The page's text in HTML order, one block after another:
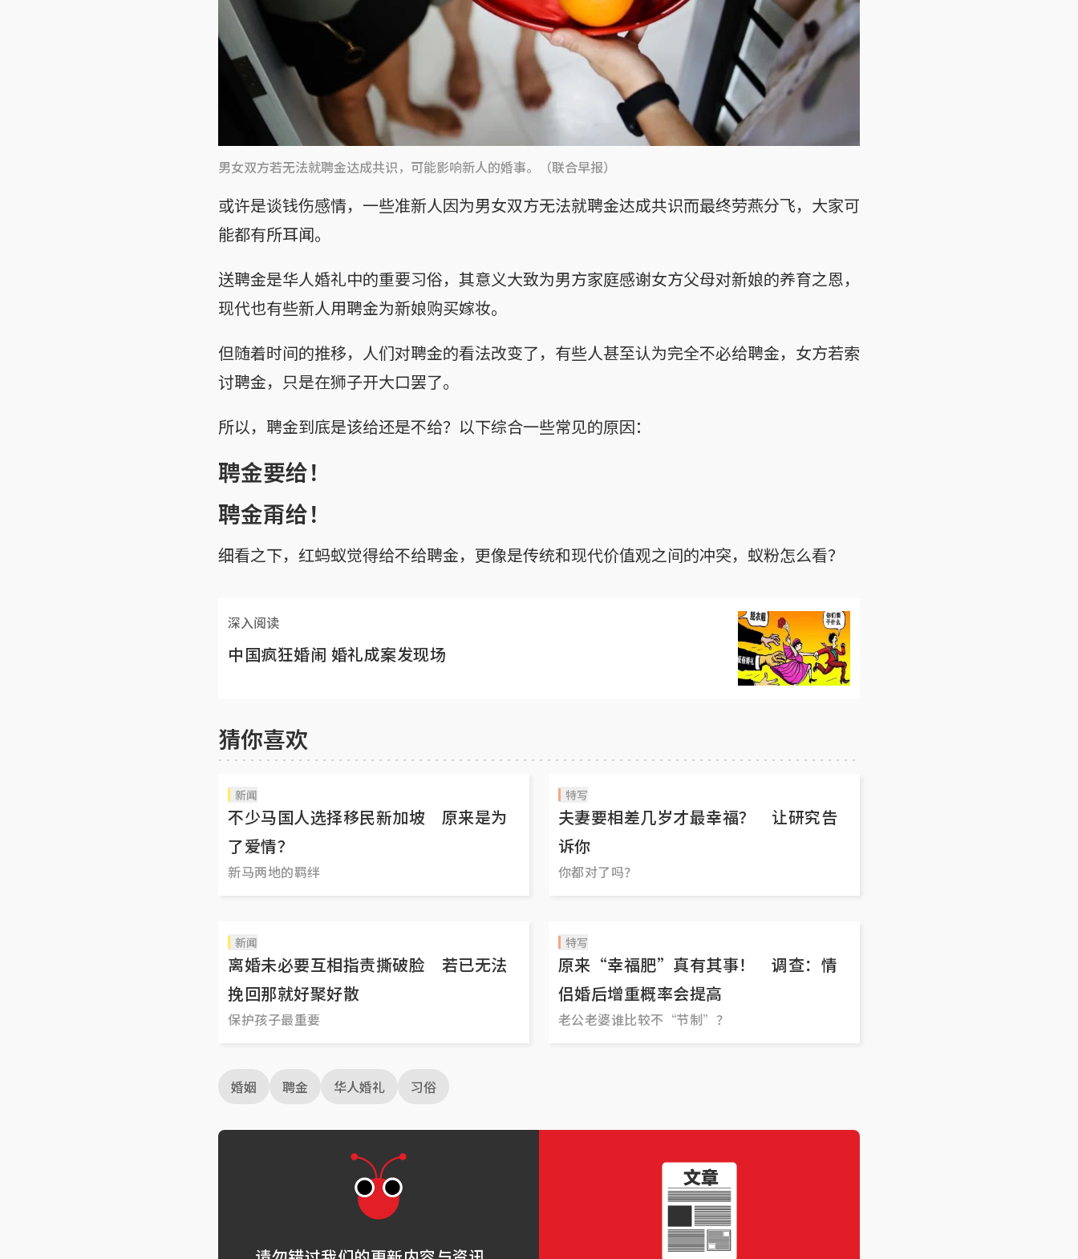
男女双方若无法就聘金达成共识，可能影响新人的婚事。（联合早报）
或许是谈钱伤感情，一些准新人因为男女双方无法就聘金达成共识而最终劳燕分飞，大家可
能都有所耳闻。
送聘金是华人婚礼中的重要习俗，其意义大致为男方家庭感谢女方父母对新娘的养育之恩，
现代也有些新人用聘金为新娘购买嫁妆。
但随着时间的推移，人们对聘金的看法改变了，有些人甚至认为完全不必给聘金，女方若索
讨聘金，只是在狮子开大口罢了。
所以，聘金到底是该给还是不给？以下综合一些常见的原因：
聘金要给！
聘金甭给！
细看之下，红蚂蚁觉得给不给聘金，更像是传统和现代价值观之间的冲突，蚁粉怎么看？
深入阅读
中国疯狂婚闹 婚礼成案发现场
猜你喜欢
新闻
不少马国人选择移民新加坡 原来是为
了爱情？
新马两地的羁绊
特写
夫妻要相差几岁才最幸福？ 让研究告
诉你
你都对了吗？
新闻
离婚未必要互相指责撕破脸 若已无法
挽回那就好聚好散
保护孩子最重要
特写
原来“幸福肥”真有其事！ 调查：情
侣婚后增重概率会提高
老公老婆谁比较不“节制”？
婚姻 聘金 华人婚礼 习俗